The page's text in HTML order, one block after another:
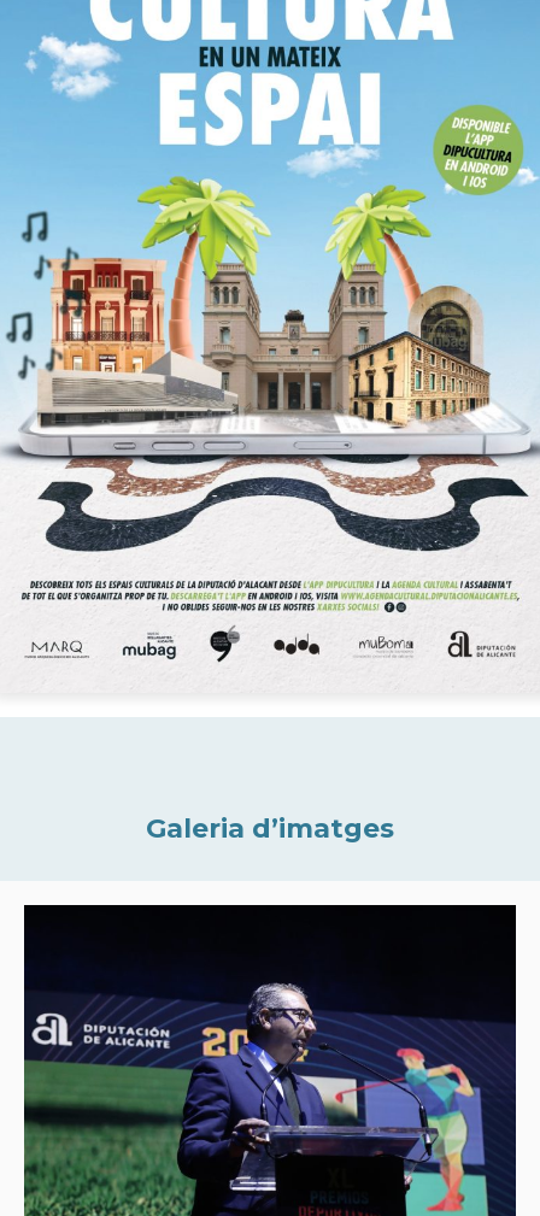
Galeria d’imatges